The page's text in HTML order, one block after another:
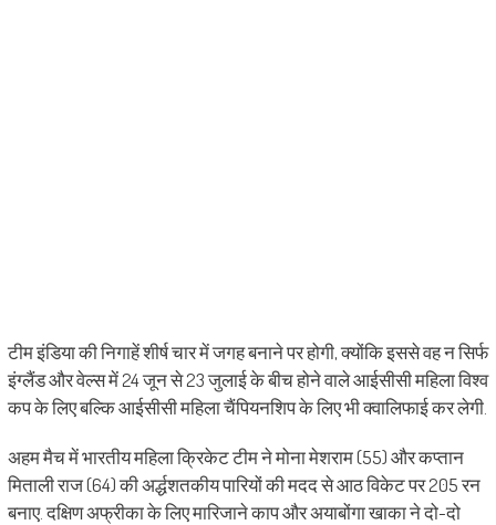
टीम इंडिया की निगाहें शीर्ष चार में जगह बनाने पर होगी, क्योंकि इससे वह न सिर्फ
इंग्लैंड और वेल्स में 24 जून से 23 जुलाई के बीच होने वाले आईसीसी महिला विश्व
कप के लिए बल्कि आईसीसी महिला चैंपियनशिप के लिए भी क्वालिफाई कर लेगी.
अहम मैच में भारतीय महिला क्रिकेट टीम ने मोना मेशराम (55) और कप्तान
मिताली राज (64) की अर्द्धशतकीय पारियों की मदद से आठ विकेट पर 205 रन
बनाए. दक्षिण अफ्रीका के लिए मारिजाने काप और अयाबोंगा खाका ने दो-दो